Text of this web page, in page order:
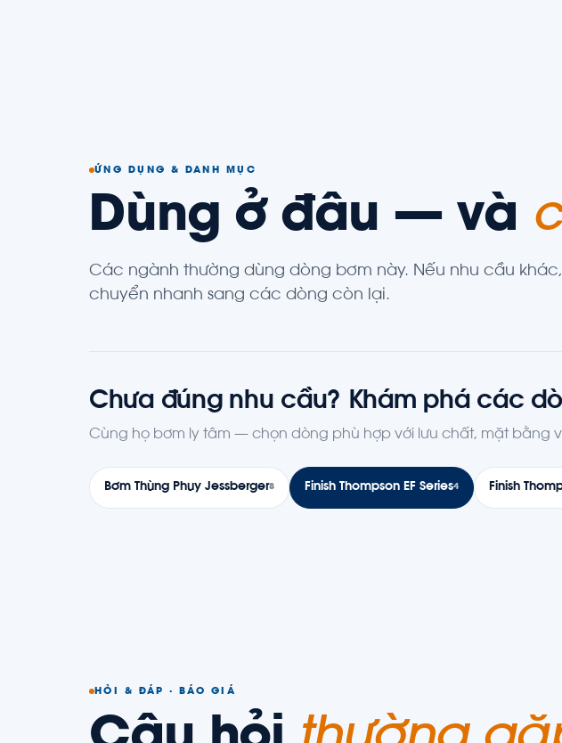
ỨNG DỤNG & DANH MỤC
Dùng ở đâu — và
Các ngành thường dùng dòng bơm này. Nếu nhu cầu khác,
chuyển nhanh sang các dòng còn lại.
Chưa đúng nhu cầu? Khám phá các
Cùng họ bơm ly tâm — chọn dòng phù hợp với lưu chất, mặt bằng
Bơm Thùng Phuy Jessberger8 Finish Thompson EF Series4 Finish
HỎI & ĐÁP · BÁO GIÁ